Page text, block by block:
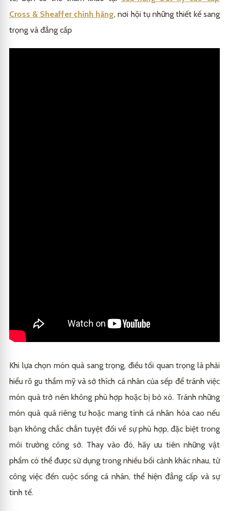
Cross & Sheaffer chính hãng, nơi hội tụ những thiết kế sang
trọng và đẳng cấp
Khi lựa chọn món quà sang trọng, điều tối quan trọng là phải
hiểu rõ gu thẩm mỹ và sở thích cá nhân của sếp để tránh việc
món quà trở nên không phù hợp hoặc bị bỏ xó. Tránh những
món quà quá riêng tư hoặc mang tính cá nhân hóa cao nếu
bạn không chắc chắn tuyệt đối về sự phù hợp, đặc biệt trong
môi trường công sở. Thay vào đó, hãy ưu tiên những vật
phẩm có thể được sử dụng trong nhiều bối cảnh khác nhau, từ
công việc đến cuộc sống cá nhân, thể hiện đẳng cấp và sự
tinh tế.